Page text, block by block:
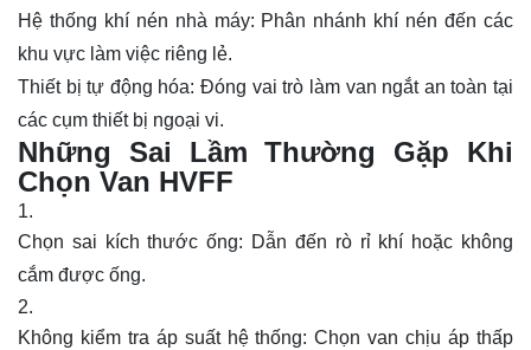
Hệ thống khí nén nhà máy: Phân nhánh khí nén đến các
khu vực làm việc riêng lẻ.
Thiết bị tự động hóa: Đóng vai trò làm van ngắt an toàn tại
các cụm thiết bị ngoại vi.
Những Sai Lầm Thường Gặp Khi
Chọn Van HVFF
Chọn sai kích thước ống: Dẫn đến rò rỉ khí hoặc không
cắm được ống.
Không kiểm tra áp suất hệ thống: Chọn van chịu áp thấp